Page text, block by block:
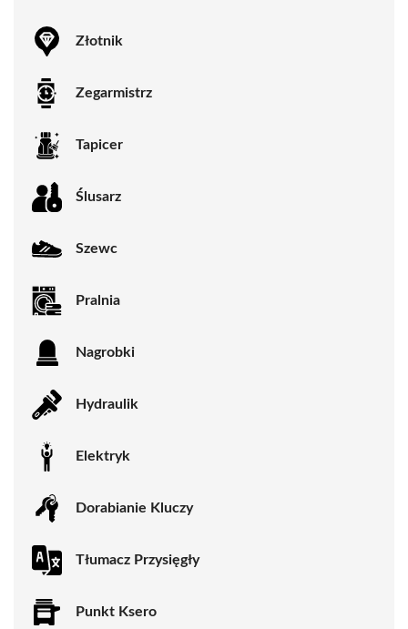
Złotnik
Zegarmistrz
Tapicer
Ślusarz
Szewc
Pralnia
Nagrobki
Hydraulik
Elektryk
Dorabianie Kluczy
Tłumacz Przysięgły
Punkt Ksero